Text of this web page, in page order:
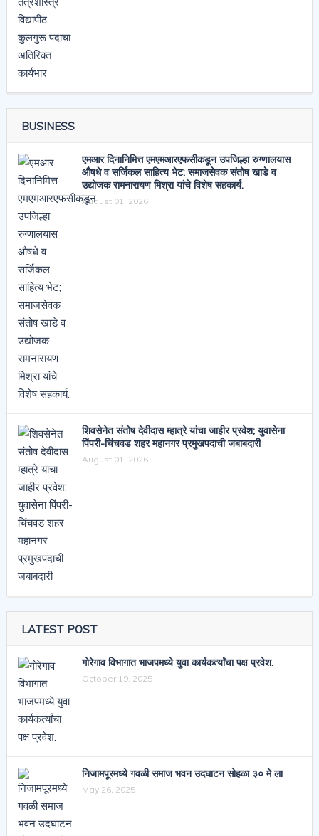
BUSINESS
एमआर दिनानिमित्त एमएमआरएफसीकडून उपजिल्हा रुग्णालयास
औषधे व सर्जिकल साहित्य भेट; समाजसेवक संतोष खाडे व
उद्योजक रामनारायण मिश्रा यांचे विशेष सहकार्य.
August 01, 2026
शिवसेनेत संतोष देवीदास म्हात्रे यांचा जाहीर प्रवेश; युवासेना
पिंपरी-चिंचवड शहर महानगर प्रमुखपदाची जबाबदारी
August 01, 2026
LATEST POST
गोरेगाव विभागात भाजपमध्ये युवा कार्यकर्त्यांचा पक्ष प्रवेश.
October 19, 2025
निजामपूरमध्ये गवळी समाज भवन उदघाटन सोहळा ३० मे ला
May 26, 2025